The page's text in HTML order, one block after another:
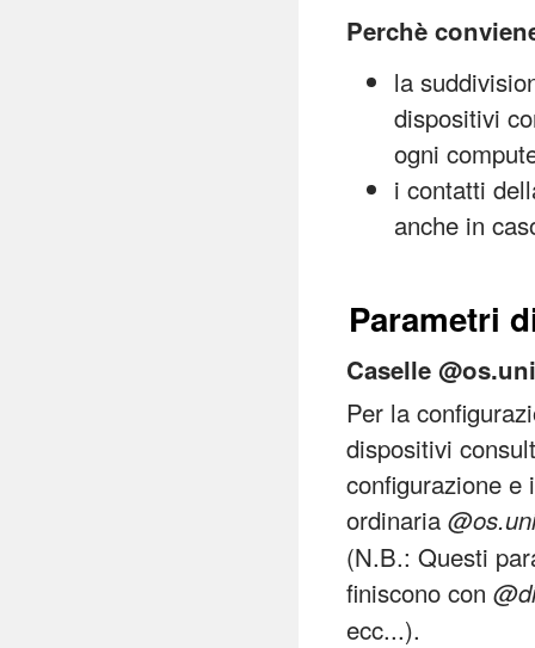
Perchè
la
dispositivi
ogni
i contatti
anche in
Parametri
Caselle
Per la
dispositivi
configurazione
ordinaria
(N.B.: Questi
finiscono con
ecc...).